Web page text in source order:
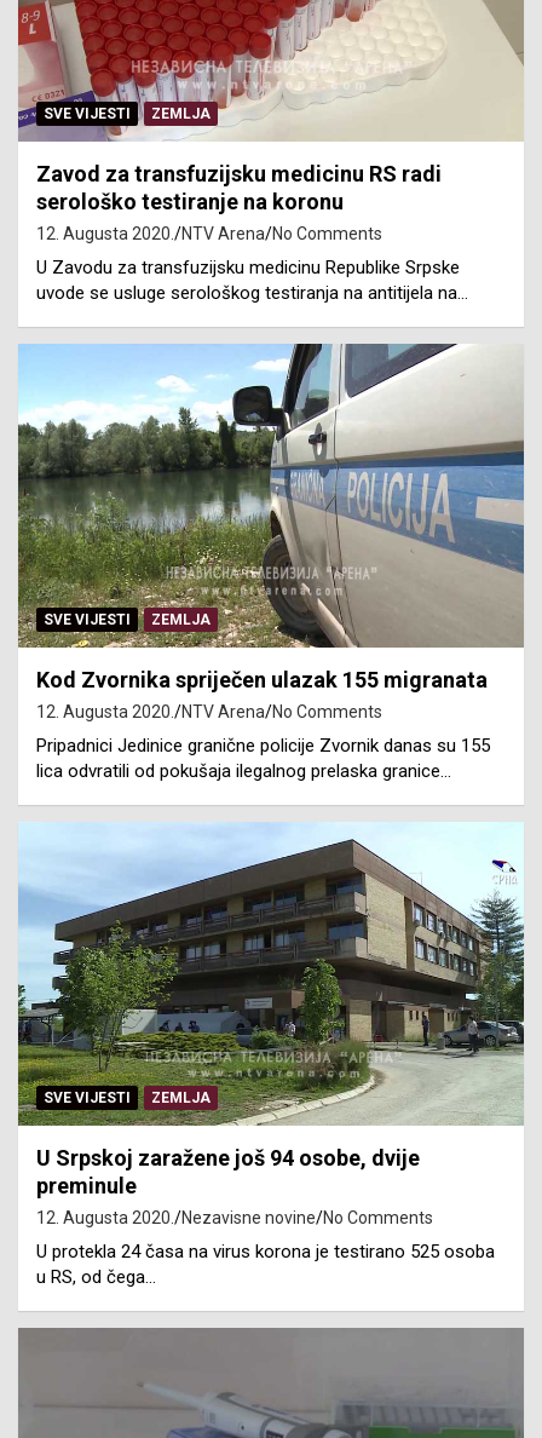
SVE VIJESTI ZEMLJA
Zavod za transfuzijsku medicinu RS radi
serološko testiranje na koronu
12. Augusta 2020. NTV Arena No Comments
U Zavodu za transfuzijsku medicinu Republike Srpske
uvode se usluge serološkog testiranja na antitijela na…
SVE VIJESTI ZEMLJA
Kod Zvornika spriječen ulazak 155 migranata
12. Augusta 2020. NTV Arena No Comments
Pripadnici Jedinice granične policije Zvornik danas su 155
lica odvratili od pokušaja ilegalnog prelaska granice…
SVE VIJESTI ZEMLJA
U Srpskoj zaražene još 94 osobe, dvije
preminule
12. Augusta 2020. Nezavisne novine No Comments
U protekla 24 časa na virus korona je testirano 525 osoba
u RS, od čega…